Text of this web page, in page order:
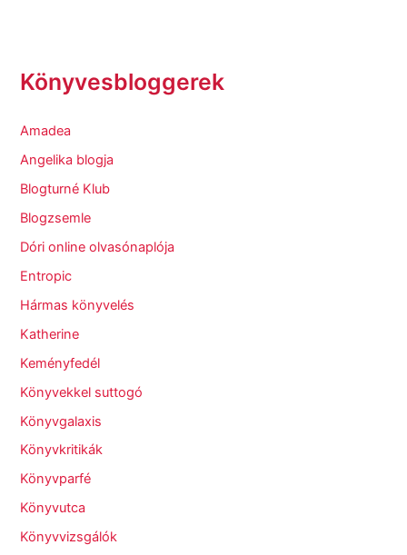
Könyvesbloggerek
Amadea
Angelika blogja
Blogturné Klub
Blogzsemle
Dóri online olvasónaplója
Entropic
Hármas könyvelés
Katherine
Keményfedél
Könyvekkel suttogó
Könyvgalaxis
Könyvkritikák
Könyvparfé
Könyvutca
Könyvvizsgálók